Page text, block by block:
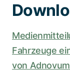
Fahrzeuge
von